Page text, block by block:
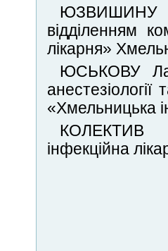
ЮЗВИШИНУ
відділенням
лікарня»
ЮСЬКОВУ
«Хмельницька
КОЛЕКТИВ
інфекційна